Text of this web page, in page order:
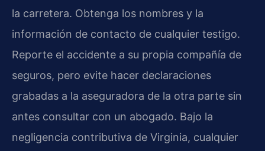
la carretera. Obtenga los nombres y la
información de contacto de cualquier testigo.
Reporte el accidente a su propia compañía de
seguros, pero evite hacer declaraciones
grabadas a la aseguradora de la otra parte sin
antes consultar con un abogado. Bajo la
negligencia contributiva de Virginia, cualquier